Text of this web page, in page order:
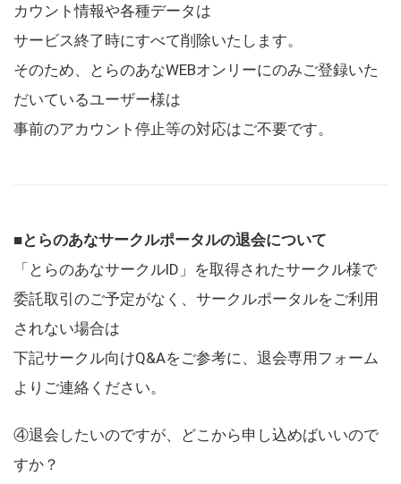
カウント情報や各種データは
サービス終了時にすべて削除いたします。
そのため、とらのあなWEBオンリーにのみご登録いた
だいているユーザー様は
事前のアカウント停止等の対応はご不要です。
■とらのあなサークルポータルの退会について
「とらのあなサークルID」を取得されたサークル様で
委託取引のご予定がなく、サークルポータルをご利用
されない場合は
下記サークル向けQ&Aをご参考に、退会専用フォーム
よりご連絡ください。
④退会したいのですが、どこから申し込めばいいので
すか？